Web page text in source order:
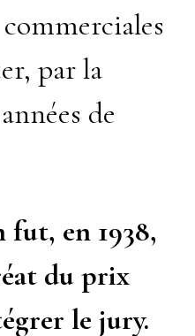
par la
de
fut, en 1938,
du prix
le jury.